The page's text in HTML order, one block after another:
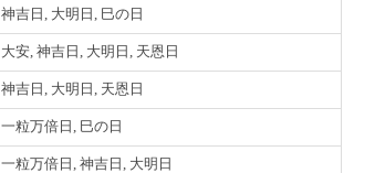
神吉日, 大明日, 巳の日
大安, 神吉日, 大明日, 天恩日
神吉日, 大明日, 天恩日
一粒万倍日, 巳の日
一粒万倍日, 神吉日, 大明日